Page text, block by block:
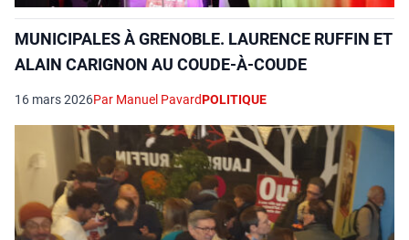
MUNICIPALES À GRENOBLE. LAURENCE RUFFIN ET
ALAIN CARIGNON AU COUDE-À-COUDE
16 mars 2026Par Manuel PavardPOLITIQUE